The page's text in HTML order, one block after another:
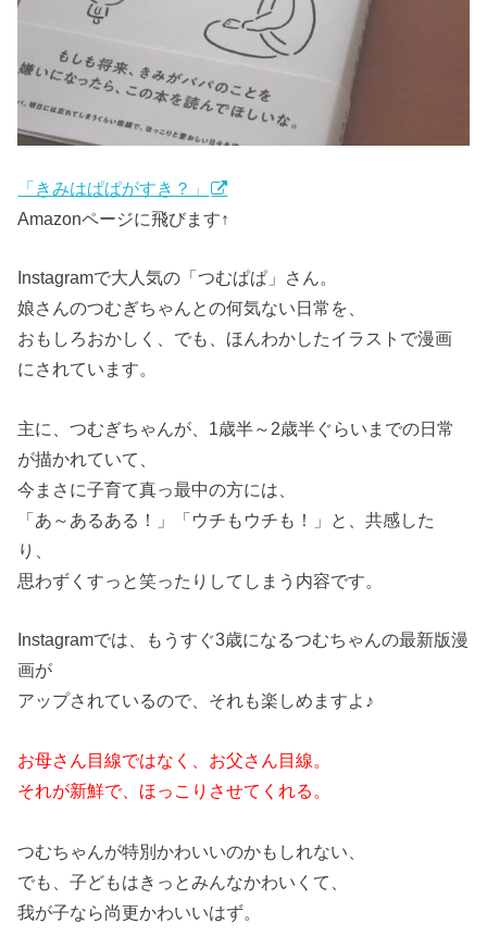
「きみはぱぱがすき？」
Amazonページに飛びます↑
Instagramで大人気の「つむぱぱ」さん。
娘さんのつむぎちゃんとの何気ない日常を、
おもしろおかしく、でも、ほんわかしたイラストで漫画
にされています。
主に、つむぎちゃんが、1歳半～2歳半ぐらいまでの日常
が描かれていて、
今まさに子育て真っ最中の方には、
「あ～あるある！」「ウチもウチも！」と、共感した
り、
思わずくすっと笑ったりしてしまう内容です。
Instagramでは、もうすぐ3歳になるつむちゃんの最新版漫
画が
アップされているので、それも楽しめますよ♪
お母さん目線ではなく、お父さん目線。
それが新鮮で、ほっこりさせてくれる。
つむちゃんが特別かわいいのかもしれない、
でも、子どもはきっとみんなかわいくて、
我が子なら尚更かわいいはず。